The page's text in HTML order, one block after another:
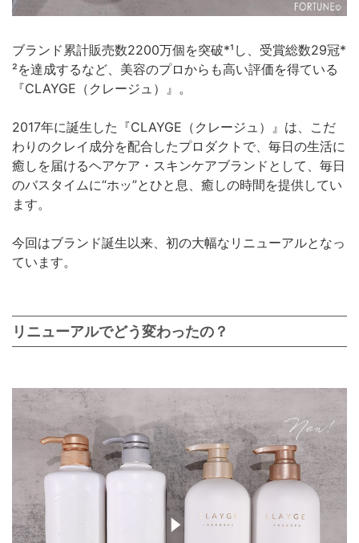
ブランド累計販売数2200万個を突破*¹し、受賞総数29冠*
²を達成するなど、美容のプロからも高い評価を得ている
『CLAYGE（クレージュ）』。
2017年に誕生した『CLAYGE（クレージュ）』は、こだ
わりのクレイ成分を配合したプロダクトで、毎日の生活に
癒しを届けるヘアケア・スキンケアブランドとして、毎日
のバスタイムに“ホッ”とひと息、癒しの時間を提供してい
ます。
今回はブランド誕生以来、初の大幅なリニューアルとなっ
ています。
リニューアルでどう変わったの？